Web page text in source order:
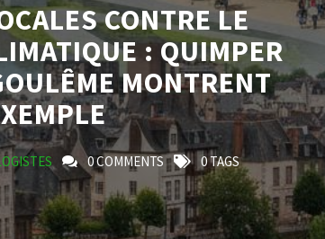
CONTRE LE
: QUIMPER
MONTRENT
0 COMMENTS 0 TAGS